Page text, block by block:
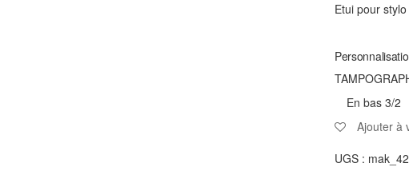
Etui pour
En bas 3/2
Ajouter à
UGS :